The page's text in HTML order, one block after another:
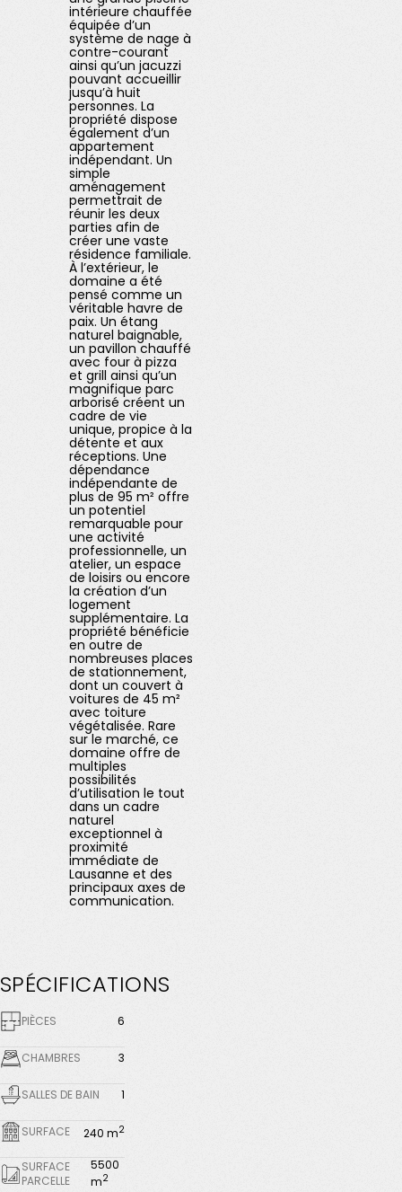
intérieure chauffée
équipée d’un
système de nage à
contre-courant
ainsi qu’un jacuzzi
pouvant accueillir
jusqu’à huit
personnes. La
propriété dispose
également d’un
appartement
indépendant. Un
simple
aménagement
permettrait de
réunir les deux
parties afin de
créer une vaste
résidence familiale.
À l’extérieur, le
domaine a été
pensé comme un
véritable havre de
paix. Un étang
naturel baignable,
un pavillon chauffé
avec four à pizza
et grill ainsi qu’un
magnifique parc
arborisé créent un
cadre de vie
unique, propice à la
détente et aux
réceptions. Une
dépendance
indépendante de
plus de 95 m² offre
un potentiel
remarquable pour
une activité
professionnelle, un
atelier, un espace
de loisirs ou encore
la création d’un
logement
supplémentaire. La
propriété bénéficie
en outre de
nombreuses places
de stationnement,
dont un couvert à
voitures de 45 m²
avec toiture
végétalisée. Rare
sur le marché, ce
domaine offre de
multiples
possibilités
d’utilisation le tout
dans un cadre
naturel
exceptionnel à
proximité
immédiate de
Lausanne et des
principaux axes de
communication.
SPÉCIFICATIONS
PIÈCES 6
CHAMBRES 3
SALLES DE BAIN 1
SURFACE 240 m2
SURFACE
PARCELLE
5500
m2